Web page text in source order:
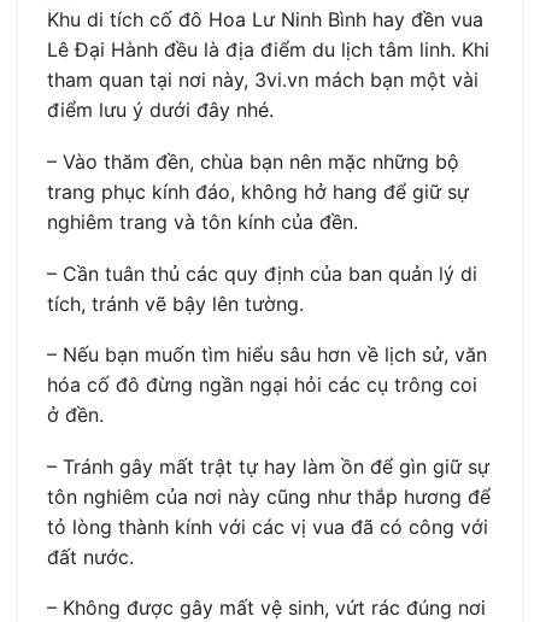
Khu di tích cố đô Hoa Lư Ninh Bình hay đền vua
Lê Đại Hành đều là địa điểm du lịch tâm linh. Khi
tham quan tại nơi này, 3vi.vn mách bạn một vài
điểm lưu ý dưới đây nhé.
– Vào thăm đền, chùa bạn nên mặc những bộ
trang phục kính đáo, không hở hang để giữ sự
nghiêm trang và tôn kính của đền.
– Cần tuân thủ các quy định của ban quản lý di
tích, tránh vẽ bậy lên tường.
– Nếu bạn muốn tìm hiểu sâu hơn về lịch sử, văn
hóa cố đô đừng ngần ngại hỏi các cụ trông coi
ở đền.
– Tránh gây mất trật tự hay làm ồn để gìn giữ sự
tôn nghiêm của nơi này cũng như thắp hương để
tỏ lòng thành kính với các vị vua đã có công với
đất nước.
– Không được gây mất vệ sinh, vứt rác đúng nơi